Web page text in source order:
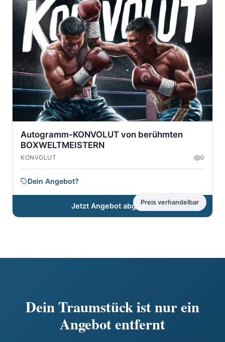
Preis verhandelbar
Autogramm-KONVOLUT von berühmten
BOXWELTMEISTERN
KONVOLUT 0
Dein Angebot?
Jetzt Angebot abgeben
Dein Traumstück ist nur ein
Angebot entfernt